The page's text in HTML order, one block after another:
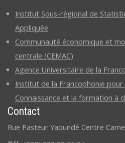
Institut Sous-régional de
Appliquée
Communauté économique et
centrale (CEMAC)
Agence Universitaire de la
Institut de la Francophonie pour
Connaissance et la formation à
Contact
Rue Pasteur Yaoundé Centre